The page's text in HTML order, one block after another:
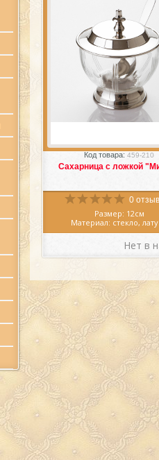
Код товара:459-210
Сахарница с ложкой
0
Размер: 12см
Материал: стекло,
Производитель:
сахарница
"Милан", Индия,
латуни.Сахарница-
аксессуар на каждой
Сахарница из латуни
не
украсит обеденный
праздничный стол,
предотвратит насыщение
влагой и посторонними
Купить сахарницу
собственную квартиру и в
на день рождения или
любой хозяйке.
Нет в